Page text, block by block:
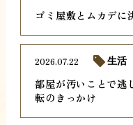
ゴミ屋敷とムカデに
部屋が汚いことで逃
転のきっかけ
2026.07.22 生活